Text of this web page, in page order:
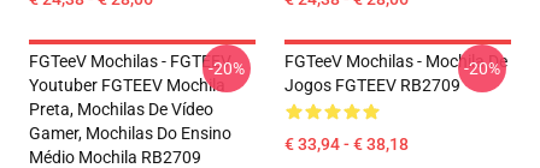
FGTeeV Mochilas - FGTEEV.
Youtuber FGTEEV Mochila
Preta, Mochilas De Vídeo
Gamer, Mochilas Do Ensino
Médio Mochila RB2709
-20%
FGTeeV Mochilas - Mochila De
Jogos FGTEEV RB2709
€ 33,94 - € 38,18
-20%